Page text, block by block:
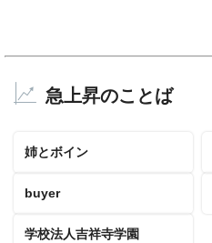
急上昇のことば
姉とボイン
buyer
学校法人吉祥寺学園